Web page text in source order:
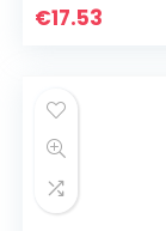
€17.53